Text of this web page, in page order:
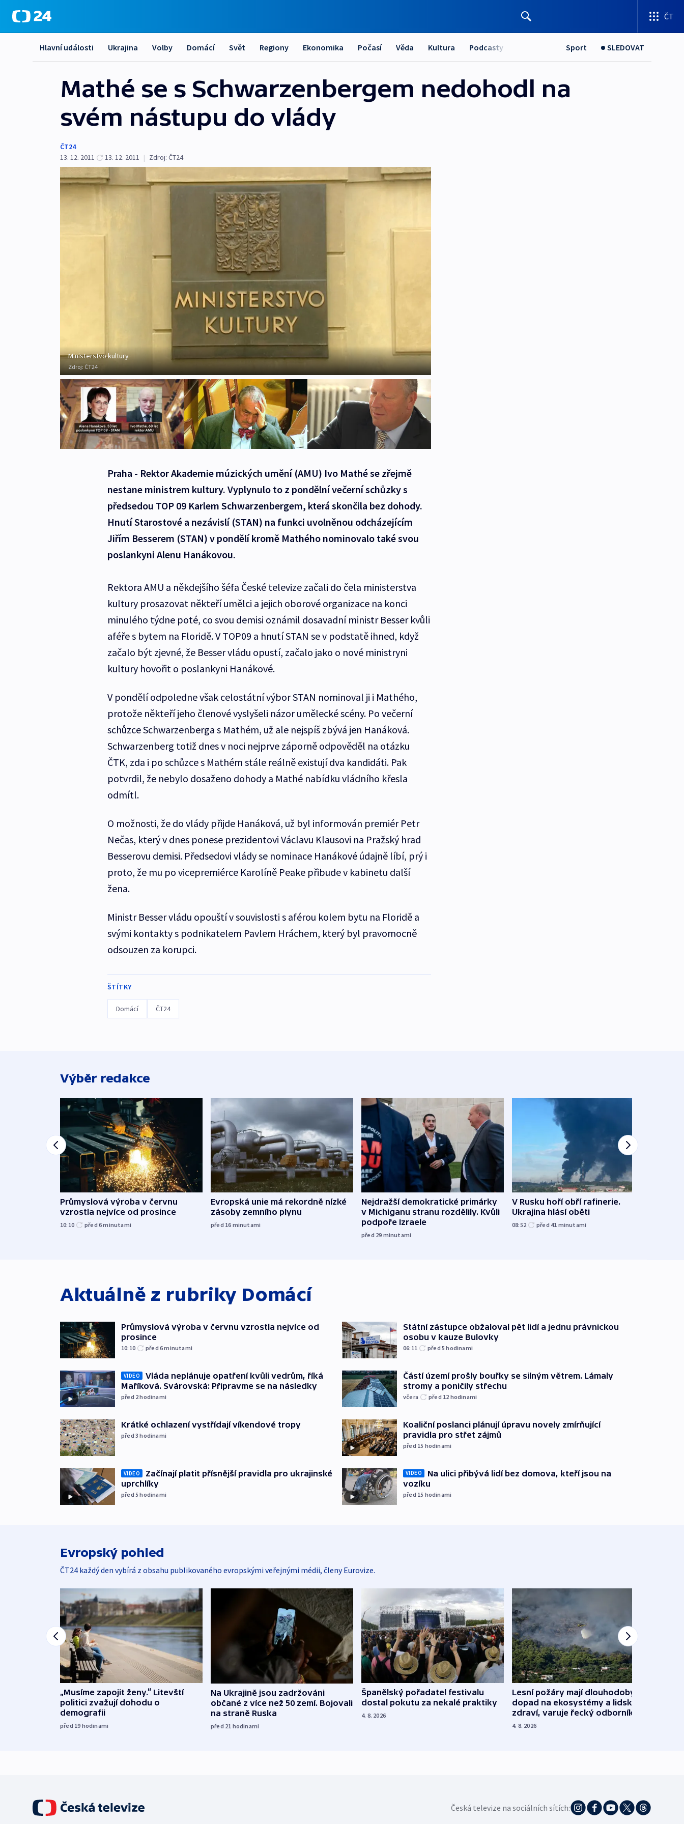
ČT
Hlavní události Ukrajina Volby Domácí Svět Regiony Ekonomika Počasí Věda Kultura Podcasty Sport SLEDOVAT
Mathé se s Schwarzenbergem nedohodl na
svém nástupu do vlády
ČT24
13. 12. 2011
13. 12. 2011 | Zdroj: ČT24
Ministerstvo kultury
Zdroj: ČT24
Praha - Rektor Akademie múzických umění (AMU) Ivo Mathé se zřejmě
nestane ministrem kultury. Vyplynulo to z pondělní večerní schůzky s
předsedou TOP 09 Karlem Schwarzenbergem, která skončila bez dohody.
Hnutí Starostové a nezávislí (STAN) na funkci uvolněnou odcházejícím
Jiřím Besserem (STAN) v pondělí kromě Mathého nominovalo také svou
poslankyni Alenu Hanákovou.
Rektora AMU a někdejšího šéfa České televize začali do čela ministerstva
kultury prosazovat někteří umělci a jejich oborové organizace na konci
minulého týdne poté, co svou demisi oznámil dosavadní ministr Besser kvůli
aféře s bytem na Floridě. V TOP09 a hnutí STAN se v podstatě ihned, když
začalo být zjevné, že Besser vládu opustí, začalo jako o nové ministryni
kultury hovořit o poslankyni Hanákové.
V pondělí odpoledne však celostátní výbor STAN nominoval ji i Mathého,
protože někteří jeho členové vyslyšeli názor umělecké scény. Po večerní
schůzce Schwarzenberga s Mathém, už ale nejspíš zbývá jen Hanáková.
Schwarzenberg totiž dnes v noci nejprve záporně odpověděl na otázku
ČTK, zda i po schůzce s Mathém stále reálně existují dva kandidáti. Pak
potvrdil, že nebylo dosaženo dohody a Mathé nabídku vládního křesla
odmítl.
O možnosti, že do vlády přijde Hanáková, už byl informován premiér Petr
Nečas, který v dnes ponese prezidentovi Václavu Klausovi na Pražský hrad
Besserovu demisi. Předsedovi vlády se nominace Hanákové údajně líbí, prý i
proto, že mu po vicepremiérce Karolíně Peake přibude v kabinetu další
žena.
Ministr Besser vládu opouští v souvislosti s aférou kolem bytu na Floridě a
svými kontakty s podnikatelem Pavlem Hráchem, který byl pravomocně
odsouzen za korupci.
ŠTÍTKY
Domácí ČT24
Výběr redakce
Průmyslová výroba v červnu
vzrostla nejvíce od prosince
10:10 před 6minutami
Evropská unie má rekordně nízké
zásoby zemního plynu
před 16 minutami
Nejdražší demokratické primárky
v Michiganu stranu rozdělily. Kvůli
podpoře Izraele
před 29 minutami
V Rusku hoří obří rafinerie.
Ukrajina hlásí oběti
08:52 před 41 minutami
Aktuálně z rubriky Domácí
Průmyslová výroba v červnu vzrostla nejvíce od
prosince
10:10 před 6minutami
VIDEO
Vláda neplánuje opatření kvůli vedrům, říká
Maříková. Svárovská: Připravme se na následky
před 2hodinami
Krátké ochlazení vystřídají víkendové tropy
před 3hodinami
VIDEO
Začínají platit přísnější pravidla pro ukrajinské
uprchlíky
před 5hodinami
Státní zástupce obžaloval pět lidí a jednu právnickou
osobu v kauze Bulovky
06:11 před 5hodinami
Částí území prošly bouřky se silným větrem. Lámaly
stromy a poničily střechu
včera před 12 hodinami
Koaliční poslanci plánují úpravu novely zmírňující
pravidla pro střet zájmů
před 15 hodinami
VIDEO
Na ulici přibývá lidí bez domova, kteří jsou na
vozíku
před 15 hodinami
Evropský pohled
ČT24 každý den vybírá z obsahu publikovaného evropskými veřejnými médii, členy Eurovize.
„Musíme zapojit ženy.“ Litevští
politici zvažují dohodu o
demografii
před 19 hodinami
Na Ukrajině jsou zadržováni
občané z více než 50 zemí. Bojovali
na straně Ruska
před 21 hodinami
Španělský pořadatel festivalu
dostal pokutu za nekalé praktiky
4. 8. 2026
Lesní požáry mají dlouhodobý
dopad na ekosystémy a lidské
zdraví, varuje řecký odborník
4. 8. 2026
Česká televize na sociálních sítích: